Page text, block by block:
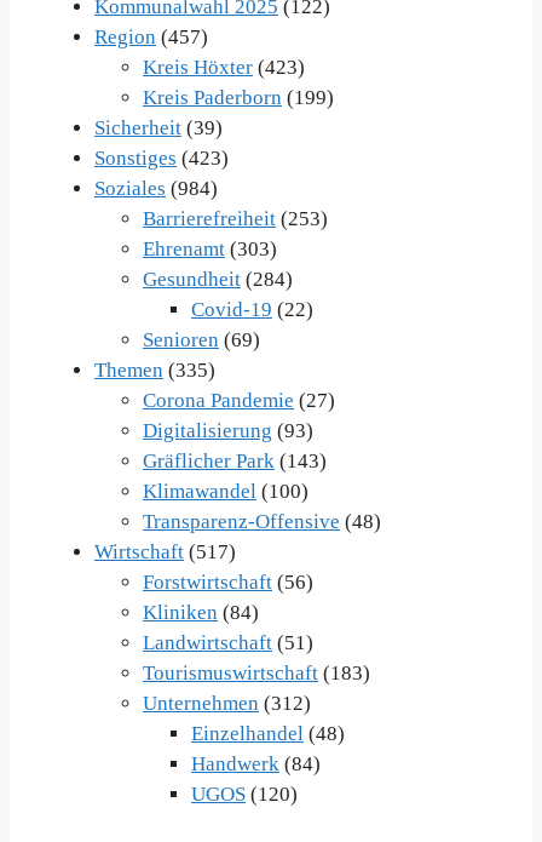
Kommunalwahl 2025 (122)
Region (457)
Kreis Höxter (423)
Kreis Paderborn (199)
Sicherheit (39)
Sonstiges (423)
Soziales (984)
Barrierefreiheit (253)
Ehrenamt (303)
Gesundheit (284)
Covid-19 (22)
Senioren (69)
Themen (335)
Corona Pandemie (27)
Digitalisierung (93)
Gräflicher Park (143)
Klimawandel (100)
Transparenz-Offensive (48)
Wirtschaft (517)
Forstwirtschaft (56)
Kliniken (84)
Landwirtschaft (51)
Tourismuswirtschaft (183)
Unternehmen (312)
Einzelhandel (48)
Handwerk (84)
UGOS (120)